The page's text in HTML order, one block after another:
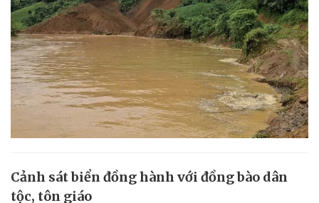
Cảnh sát biển đồng hành với đồng bào dân
tộc, tôn giáo